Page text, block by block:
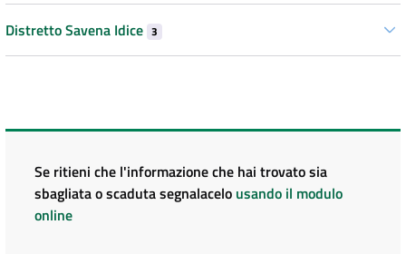
Distretto Savena Idice 3
Se ritieni che l'informazione che hai trovato sia
sbagliata o scaduta segnalacelo usando il modulo
online